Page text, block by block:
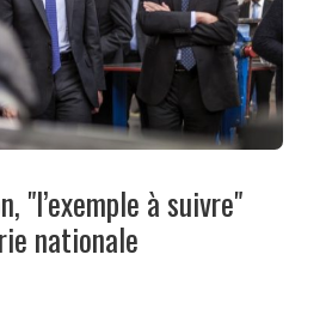
"l’exemple à suivre"
nationale